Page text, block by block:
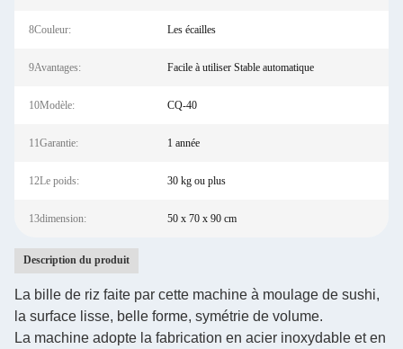
8Couleur: Les écailles
9Avantages: Facile à utiliser Stable automatique
10Modèle: CQ-40
11Garantie: 1 année
12Le poids: 30 kg ou plus
13dimension: 50 x 70 x 90 cm
Description du produit
La bille de riz faite par cette machine à moulage de sushi,
la surface lisse, belle forme, symétrie de volume.
La machine adopte la fabrication en acier inoxydable et en